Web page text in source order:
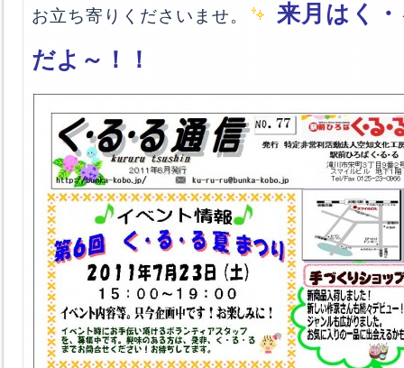
お立ち寄りくださいませ。
来月はく
だよ～！！